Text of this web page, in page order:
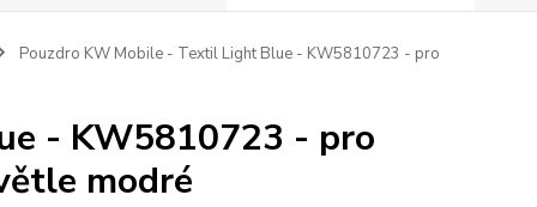
Pouzdro KW Mobile - Textil Light Blue - KW5810723 - pro
- KW5810723 - pro
modré